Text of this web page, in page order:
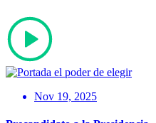
Nov 19, 2025